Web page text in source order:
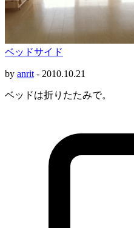
ベッドサイド
by anrit - 2010.10.21
ベッドは折りたたみで。